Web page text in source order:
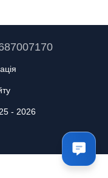
- 2026